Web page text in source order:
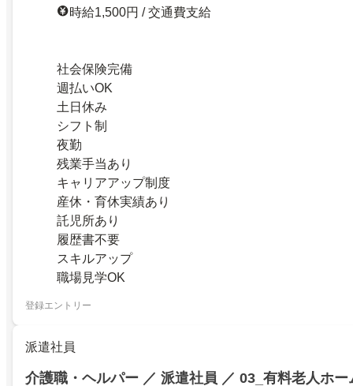
時給1,500円 / 交通費支給
社会保険完備
週払いOK
土日休み
シフト制
夜勤
残業手当あり
キャリアアップ制度
産休・育休実績あり
託児所あり
履歴書不要
スキルアップ
職場見学OK
登録エントリー
派遣社員
介護職・ヘルパー ／ 派遣社員 ／ 03_有料老人ホー